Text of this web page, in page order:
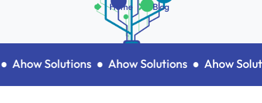
Home Blog
Ahow Solutions ●Ahow Solutions ●Ahow